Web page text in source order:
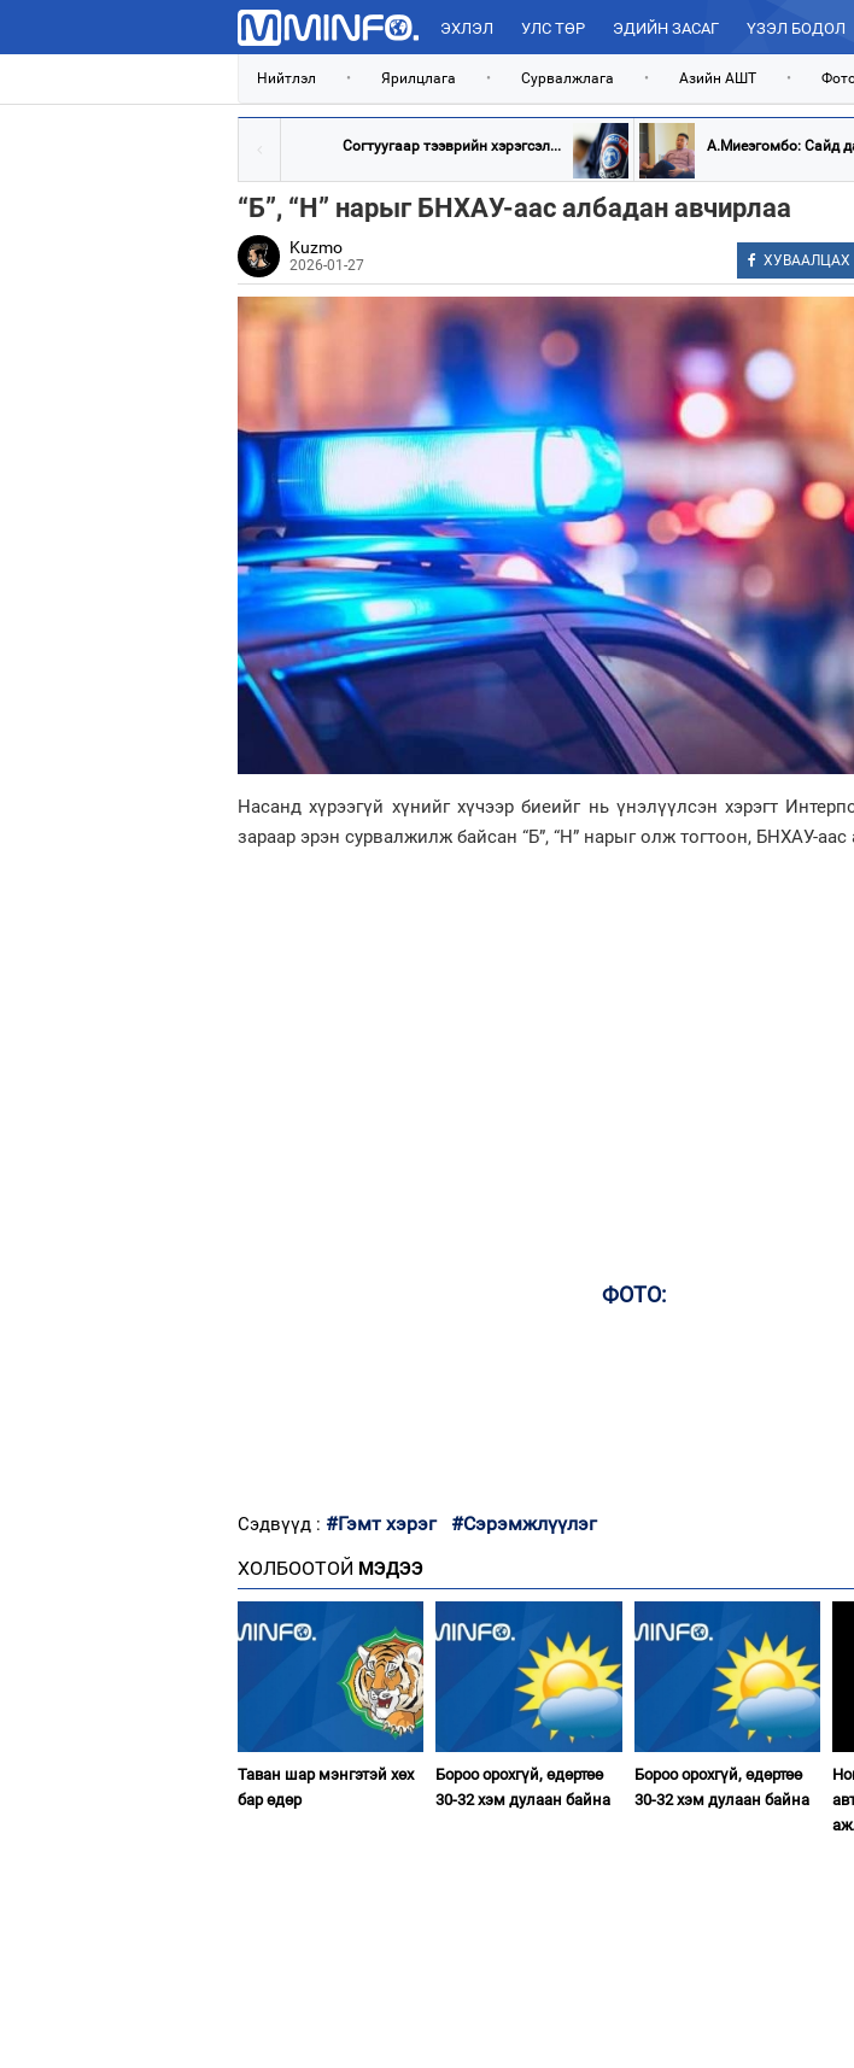
ЭХЛЭЛ УЛС ТӨР ЭДИЙН ЗАСАГ ҮЗЭЛ БОДОЛ
Нийтлэл • Ярилцлага • Сурвалжлага • Азийн АШТ •
Согтуугаар тээврийн хэрэгсэл... А.Миеэгомбо: Сайд
“Б”, “Н” нарыг БНХАУ-аас албадан авчирлаа
Kuzmo
2026-01-27 ХУВААЛЦАХ
Насанд хүрээгүй хүнийг хүчээр биеийг нь үнэлүүлсэн хэрэгт
зараар эрэн сурвалжилж байсан “Б”, “Н” нарыг олж тогтоон, БНХАУ-
ФОТО:
Сэдвүүд : #Гэмт хэрэг
#Сэрэмжлүүлэг
ХОЛБООТОЙ МЭДЭЭ
Таван шар мэнгэтэй хөх
бар өдөр
Бороо орохгүй, өдөртөө
30-32 хэм дулаан байна
Бороо орохгүй, өдөртөө
30-32 хэм дулаан байна